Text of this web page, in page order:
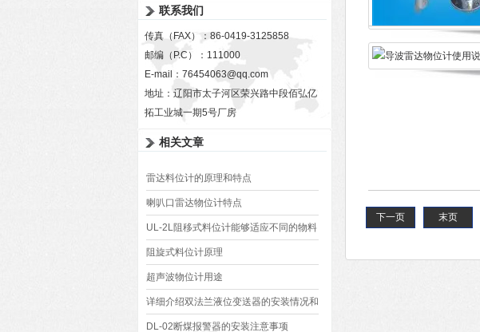
联系我们
传真（FAX）：86-0419-3125858
邮编（P.C）：111000
E-mail： 76454063@qq.com
地址：辽阳市太子河区荣兴路中段佰弘亿
拓工业城一期5号厂房
相关文章
雷达料位计的原理和特点
喇叭口雷达物位计特点
UL-2L阻移式料位计能够适应不同的物料
和环境条件
阻旋式料位计原理
超声波物位计用途
详细介绍双法兰液位变送器的安装情况和
日常注意维护事项
DL-02断煤报警器的安装注意事项
下一页 末页